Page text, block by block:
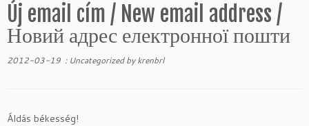
Új email cím / New email address /
Новий адрес електронної пошти
2012-03-19 : Uncategorizedbykrenbrl
Áldás békesség!